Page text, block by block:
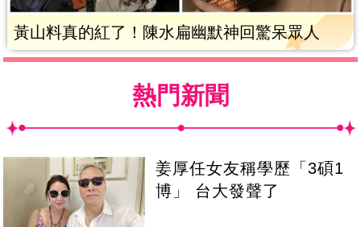
黃山料真的紅了！陳水扁幽默神回驚呆眾人
熱門新聞
姜厚任女友稱學歷「3碩1
博」 台大發聲了